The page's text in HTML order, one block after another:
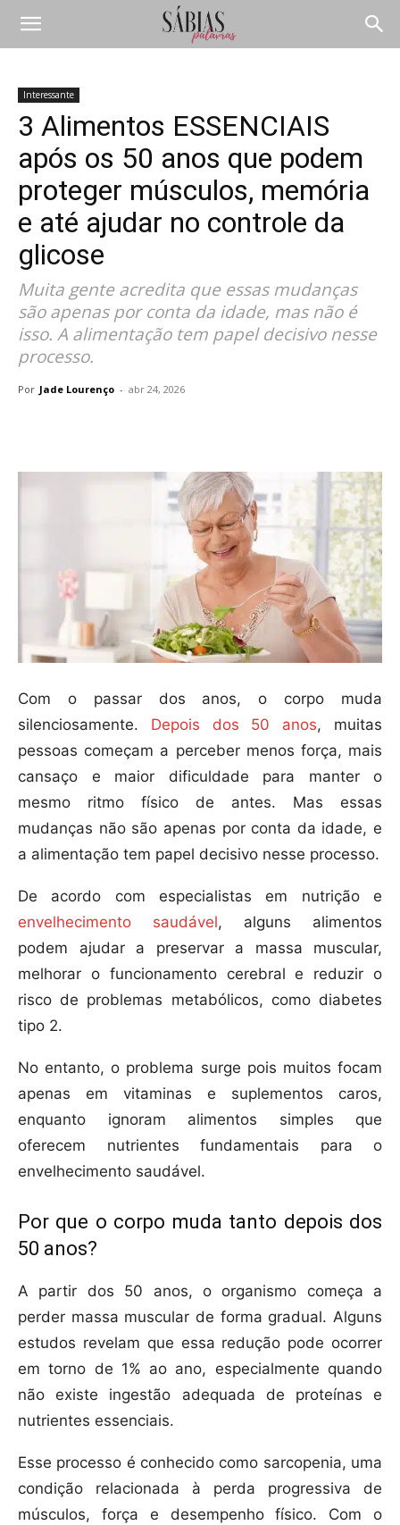
Interessante
3 Alimentos ESSENCIAIS
após os 50 anos que podem
proteger músculos, memória
e até ajudar no controle da
glicose
Muita gente acredita que essas mudanças
são apenas por conta da idade, mas não é
isso. A alimentação tem papel decisivo nesse
processo.
Por Jade Lourenço - abr 24, 2026
Com o passar dos anos, o corpo muda
silenciosamente. Depois dos 50 anos, muitas
pessoas começam a perceber menos força, mais
cansaço e maior dificuldade para manter o
mesmo ritmo físico de antes. Mas essas
mudanças não são apenas por conta da idade, e
a alimentação tem papel decisivo nesse processo.
De acordo com especialistas em nutrição e
envelhecimento saudável, alguns alimentos
podem ajudar a preservar a massa muscular,
melhorar o funcionamento cerebral e reduzir o
risco de problemas metabólicos, como diabetes
tipo 2.
No entanto, o problema surge pois muitos focam
apenas em vitaminas e suplementos caros,
enquanto ignoram alimentos simples que
oferecem nutrientes fundamentais para o
envelhecimento saudável.
Por que o corpo muda tanto depois dos
50 anos?
A partir dos 50 anos, o organismo começa a
perder massa muscular de forma gradual. Alguns
estudos revelam que essa redução pode ocorrer
em torno de 1% ao ano, especialmente quando
não existe ingestão adequada de proteínas e
nutrientes essenciais.
Esse processo é conhecido como sarcopenia, uma
condição relacionada à perda progressiva de
músculos, força e desempenho físico. Com o